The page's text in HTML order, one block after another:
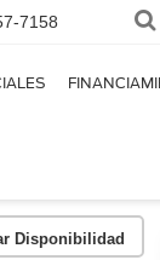
7158
Disponibilidad